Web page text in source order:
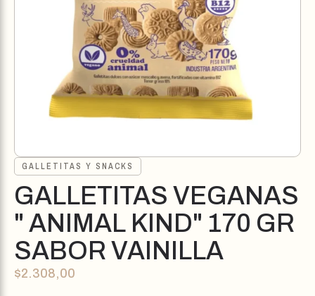
GALLETITAS Y SNACKS
GALLETITAS VEGANAS
" ANIMAL KIND" 170 GR
SABOR VAINILLA
$2.308,00